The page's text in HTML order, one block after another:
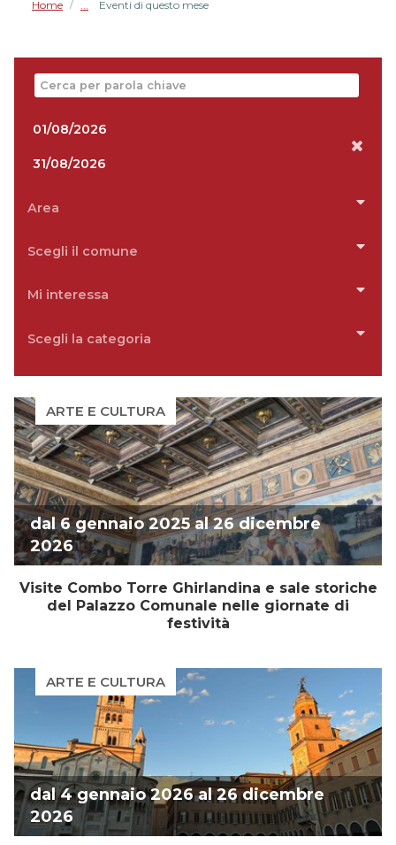
Home / Eventi di questo mese
Navigate
forward
interact
calendar
select
date.
Press
mark
key
to
get
the
keyboard
shortcuts
for
changing
dates.
backward
with
calendar
select
a
the
question
mark
key
to
get
the
keyboard
shortcuts
for
changing
dates.
Area
Scegli il comune
Mi interessa
Scegli la categoria
ARTE E CULTURA
dal 6 gennaio 2025 al 26 dicembre
2026
Visite Combo Torre Ghirlandina e sale storiche
del Palazzo Comunale nelle giornate di
festività
ARTE E CULTURA
dal 4 gennaio 2026 al 26 dicembre
2026